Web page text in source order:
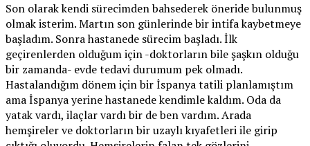
Son olarak kendi sürecimden bahsederek öneride bulunmuş
olmak isterim. Martın son günlerinde bir intifa kaybetmeye
başladım. Sonra hastanede sürecim başladı. İlk
geçirenlerden olduğum için -doktorların bile şaşkın olduğu
bir zamanda- evde tedavi durumum pek olmadı.
Hastalandığım dönem için bir İspanya tatili planlamıştım
ama İspanya yerine hastanede kendimle kaldım. Oda da
yatak vardı, ilaçlar vardı bir de ben vardım. Arada
hemşireler ve doktorların bir uzaylı kıyafetleri ile girip